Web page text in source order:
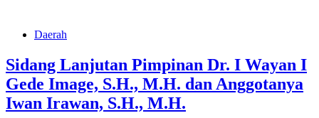
Daerah
Sidang Lanjutan Pimpinan Dr. I Wayan I
Gede Image, S.H., M.H. dan Anggotanya
Iwan Irawan, S.H., M.H.